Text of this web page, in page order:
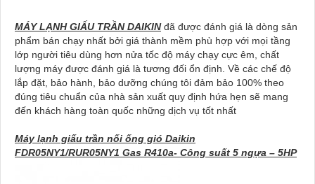
MÁY LẠNH GIẤU TRẦN DAIKINđã được đánh giá là dòng sản
phẩm bán chạy nhất bởi giá thành mềm phù hợp với mọi tầng
lớp người tiêu dùng hơn nửa tốc độ máy chạy cực êm, chất
lượng máy được đánh giá là tương đối ổn định. Về các chế độ
lắp đặt, bảo hành, bảo dưỡng chúng tôi đảm bảo 100% theo
đúng tiêu chuẩn của nhà sản xuất quy định hứa hẹn sẽ mang
đến khách hàng toàn quốc những dịch vụ tốt nhất
Máy lạnh giấu trần nối ống gió Daikin
FDR05NY1/RUR05NY1 Gas R410a- Công suất 5 ngựa – 5HP